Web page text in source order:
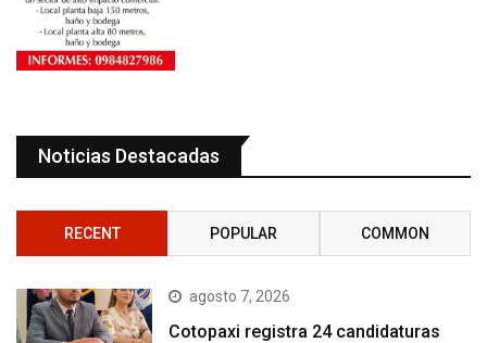
Noticias Destacadas
RECENT POPULAR COMMON
agosto 7, 2026
Cotopaxi registra 24 candidaturas